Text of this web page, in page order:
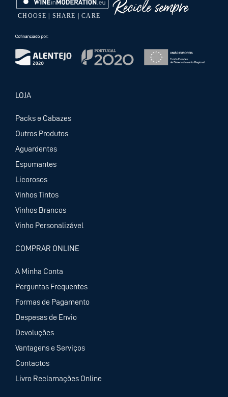
LOJA
Packs e Cabazes
Outros Produtos
Aguardentes
Espumantes
Licorosos
Vinhos Tintos
Vinhos Brancos
Vinho Personalizável
COMPRAR ONLINE
A Minha Conta
Perguntas Frequentes
Formas de Pagamento
Despesas de Envio
Devoluções
Vantagens e Serviços
Contactos
Livro Reclamações Online